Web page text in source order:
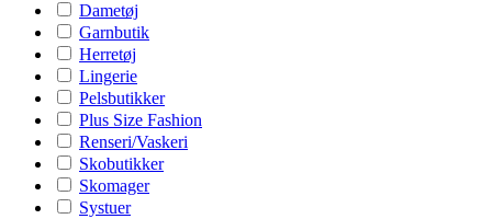
Dametøj
Garnbutik
Herretøj
Lingerie
Pelsbutikker
Plus Size Fashion
Renseri/Vaskeri
Skobutikker
Skomager
Systuer